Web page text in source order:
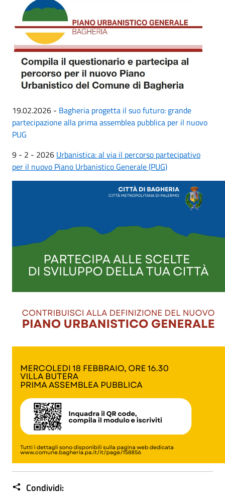
19.02.2026 - Bagheria progetta il suo futuro: grande
partecipazione alla prima assemblea pubblica per il nuovo
PUG
9 - 2 - 2026 Urbanistica: al via il percorso partecipativo
per il nuovo Piano Urbanistico Generale (PUG)
Condividi: